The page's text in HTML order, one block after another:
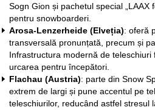
Sogn Gion și pachetul special „LAAX
pentru snowboarderi.
Arosa-Lenzerheide (Elveția): oferă
transversală pronunțată, precum și
Infrastructura modernă de teleschiuri
urcarea pentru începători.
Flachau (Austria): parte din Snow
extrem de largi și pune accentul pe
teleschiurilor, reducând astfel stresul